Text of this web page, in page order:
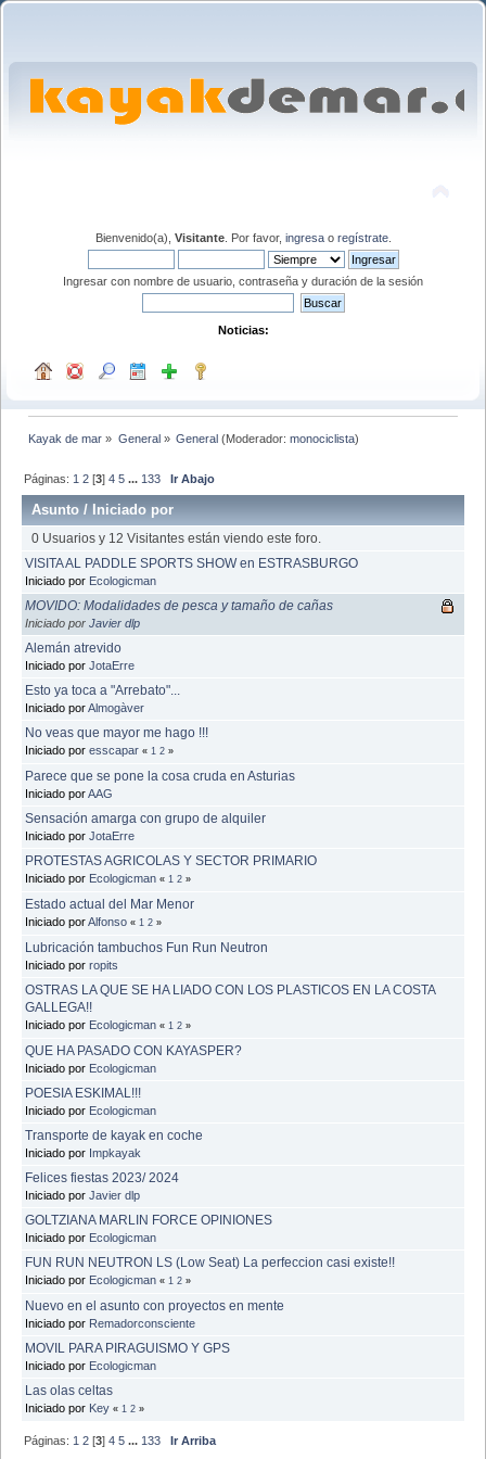
Bienvenido(a), Visitante. Por favor, ingresao regístrate.
Ingresar con nombre de usuario, contraseña y duración de la sesión
Noticias:
Kayak de mar » General» General(Moderador: monociclista)
Páginas: 1 2 [3]4 5 ... 133 Ir Abajo
Asunto / Iniciado por
0 Usuarios y 12 Visitantes están viendo este foro.
VISITA AL PADDLE SPORTS SHOW en ESTRASBURGO
Iniciado por Ecologicman
MOVIDO: Modalidades de pesca y tamaño de cañas
Iniciado por Javier dlp
Alemán atrevido
Iniciado por JotaErre
Esto ya toca a "Arrebato"...
Iniciado porAlmogàver
No veas que mayor me hago !!!
Iniciado por esscapar « 1 2 »
Parece que se pone la cosa cruda en Asturias
Iniciado porAAG
Sensación amarga con grupo de alquiler
Iniciado por JotaErre
PROTESTAS AGRICOLAS Y SECTOR PRIMARIO
Iniciado por Ecologicman « 1 2 »
Estado actual del Mar Menor
Iniciado porAlfonso « 1 2 »
Lubricación tambuchos Fun Run Neutron
Iniciado por ropits
OSTRAS LA QUE SE HA LIADO CON LOS PLASTICOS EN LA COSTA
GALLEGA!!
Iniciado por Ecologicman « 1 2 »
QUE HA PASADO CON KAYASPER?
Iniciado por Ecologicman
POESIA ESKIMAL!!!
Iniciado por Ecologicman
Transporte de kayak en coche
Iniciado por Impkayak
Felices fiestas 2023/ 2024
Iniciado por Javier dlp
GOLTZIANA MARLIN FORCE OPINIONES
Iniciado por Ecologicman
FUN RUN NEUTRON LS (Low Seat) La perfeccion casi existe!!
Iniciado por Ecologicman « 1 2 »
Nuevo en el asunto con proyectos en mente
Iniciado por Remadorconsciente
MOVIL PARA PIRAGUISMO Y GPS
Iniciado por Ecologicman
Las olas celtas
Iniciado por Key « 1 2 »
Páginas:1 2 [3]4 5 ...133 Ir Arriba